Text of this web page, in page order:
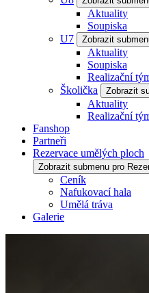
Aktuality
Soupiska
U7
Zobrazit
Aktuality
Soupiska
Realizační
Školička
Zobrazit
Aktuality
Realizační
Fanshop
Partneři
Rezervace umělých ploch
Zobrazit submenu pro
Ceník
Nafukovací hala
Umělá tráva
Galerie